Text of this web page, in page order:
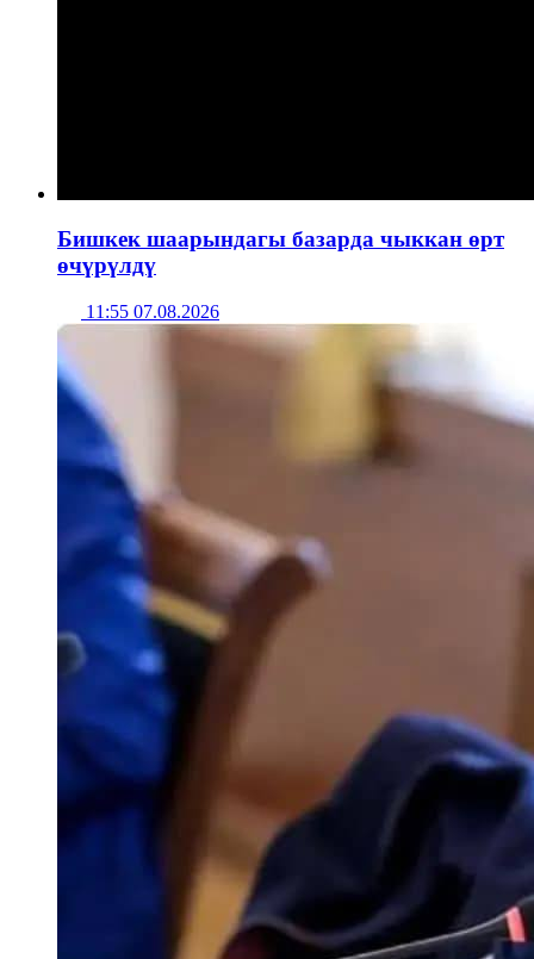
Бишкек шаарындагы базарда чыккан өрт
өчүрүлдү
11:55 07.08.2026